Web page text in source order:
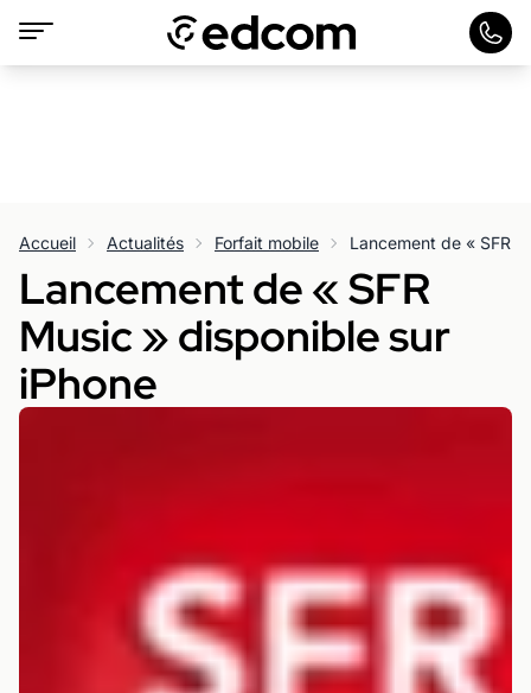
Accueil Actualités Forfait mobile Lancement de « SFR
Lancement de « SFR
Music » disponible sur
iPhone